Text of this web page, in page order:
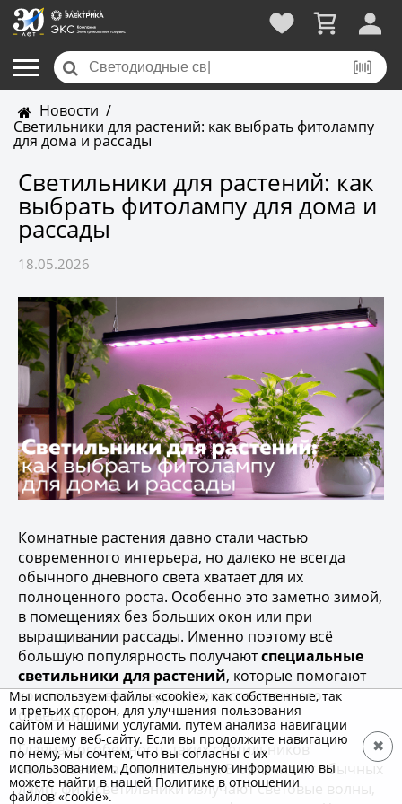
Новости /
Светильники для растений: как выбрать фитолампу
для дома и рассады
Светильники для растений: как
выбрать фитолампу для дома и
рассады
18.05.2026
Комнатные растения давно стали частью
современного интерьера, но далеко не всегда
обычного дневного света хватает для их
полноценного роста. Особенно это заметно зимой,
в помещениях без больших окон или при
выращивании рассады. Именно поэтому всё
большую популярность получаютспециальные
светильники для растений, которые помогают
компенсировать недостаток естественного
освещения.
Главная особенность таких светильников
заключается в спектре света. В отличие от обычных
ламп, фитосветильники излучают световые волны,
Мы используем файлы «cookie», как собственные, так
и третьих сторон, для улучшения пользования
сайтом и нашими услугами, путем анализа навигации
по нашему веб-сайту. Если вы продолжите навигацию
по нему, мы сочтем, что вы согласны с их
использованием. Дополнительную информацию вы
можете найти в нашей Политике в отношении
файлов «cookie».
✖